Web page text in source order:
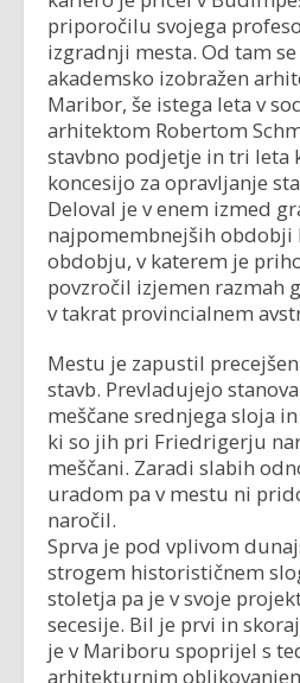
priporočilu svojega
izgradnji mesta. Od tam
akademsko izobražen
Maribor, še istega leta v
arhitektom Robertom
stavbno podjetje in tri leta
koncesijo za opravljanje
Deloval je v enem izmed
najpomembnejših obdobji
obdobju, v katerem je
povzročil izjemen razmah
v takrat provincialnem
Mestu je zapustil
stavb. Prevladujejo
meščane srednjega sloja
ki so jih pri Friedrigerju
meščani. Zaradi slabih
uradom pa v mestu ni
naročil.
Sprva je pod vplivom
strogem historističnem
stoletja pa je v svoje
secesije. Bil je prvi in
je v Mariboru spoprijel s
arhitekturnim